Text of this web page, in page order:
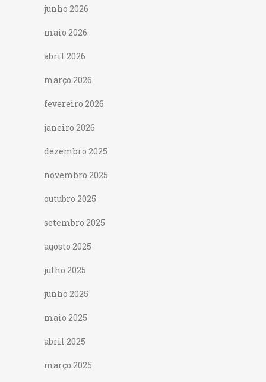
junho 2026
maio 2026
abril 2026
março 2026
fevereiro 2026
janeiro 2026
dezembro 2025
novembro 2025
outubro 2025
setembro 2025
agosto 2025
julho 2025
junho 2025
maio 2025
abril 2025
março 2025